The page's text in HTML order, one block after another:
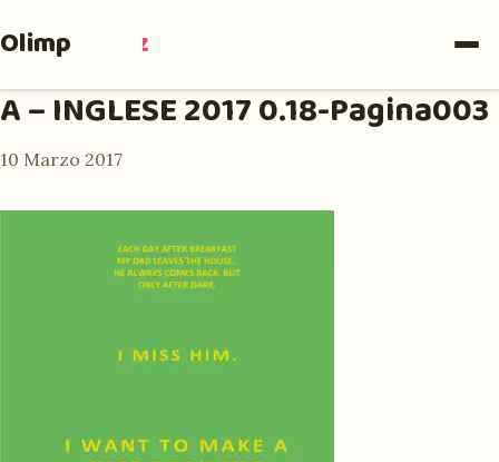
Olimpia Ruiz
A – INGLESE 2017 0.18-Pagina003
10 Marzo 2017